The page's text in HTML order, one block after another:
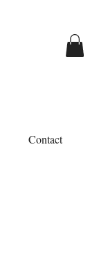
Contact